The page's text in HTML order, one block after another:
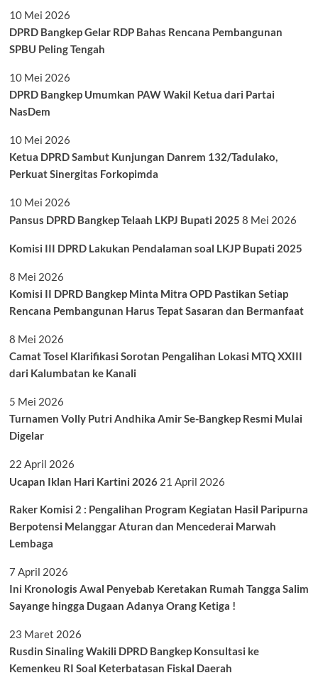
10 Mei 2026
DPRD Bangkep Gelar RDP Bahas Rencana Pembangunan
SPBU Peling Tengah
10 Mei 2026
DPRD Bangkep Umumkan PAW Wakil Ketua dari Partai
NasDem
10 Mei 2026
Ketua DPRD Sambut Kunjungan Danrem 132/Tadulako,
Perkuat Sinergitas Forkopimda
10 Mei 2026
Pansus DPRD Bangkep Telaah LKPJ Bupati 2025 8 Mei 2026
Komisi III DPRD Lakukan Pendalaman soal LKJP Bupati 2025
8 Mei 2026
Komisi II DPRD Bangkep Minta Mitra OPD Pastikan Setiap
Rencana Pembangunan Harus Tepat Sasaran dan Bermanfaat
8 Mei 2026
Camat Tosel Klarifikasi Sorotan Pengalihan Lokasi MTQ XXIII
dari Kalumbatan ke Kanali
5 Mei 2026
Turnamen Volly Putri Andhika Amir Se-Bangkep Resmi Mulai
Digelar
22 April 2026
Ucapan Iklan Hari Kartini 2026 21 April 2026
Raker Komisi 2 : Pengalihan Program Kegiatan Hasil Paripurna
Berpotensi Melanggar Aturan dan Mencederai Marwah
Lembaga
7 April 2026
Ini Kronologis Awal Penyebab Keretakan Rumah Tangga Salim
Sayange hingga Dugaan Adanya Orang Ketiga !
23 Maret 2026
Rusdin Sinaling Wakili DPRD Bangkep Konsultasi ke
Kemenkeu RI Soal Keterbatasan Fiskal Daerah